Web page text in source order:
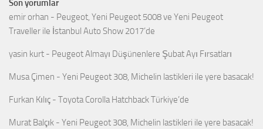
Son yorumlar
emir orhan - Peugeot, Yeni Peugeot 5008 ve Yeni Peugeot
Traveller ile İstanbul Auto Show 2017’de
yasin kurt - Peugeot Almayı Düşünenlere Şubat Ayı Fırsatları
Musa Çimen - Yeni Peugeot 308, Michelin lastikleri ile yere basacak!
Furkan Kılıç - Toyota Corolla Hatchback Türkiye’de
Murat Balçık - Yeni Peugeot 308, Michelin lastikleri ile yere basacak!